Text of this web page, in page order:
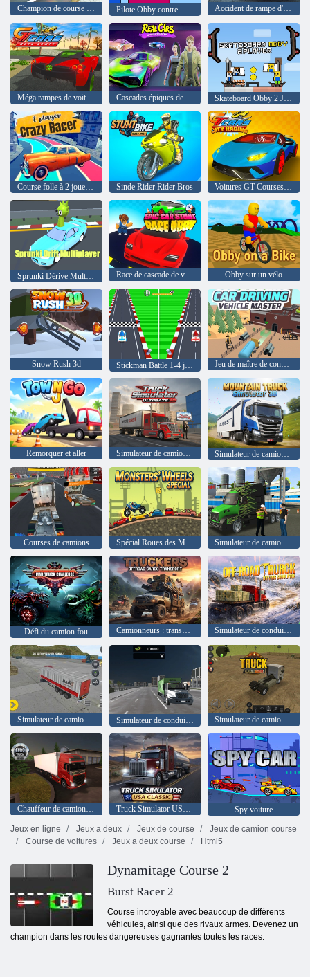
Champion de course de vélo de ville Accident de rampe d'hyper voitures
Méga rampes de voitures GT Cascades épiques de vraies voitures Skateboard Obby 2 Joueur
Course folle à 2 joueurs Sinde Rider Rider Bros Voitures GT Courses en ville
Race de cascade de voiture épique obby Obby sur un vélo
Snow Rush 3d Stickman Battle 1-4 joueurs Jeu de maître de conduite de véhicules
Remorquer et aller Simulateur de camion ultime 3D Simulateur de camion de montagne 3D
Courses de camions Spécial Roues des Monstres Simulateur de camion de transport de pétroliers tout-terrain
Défi du camion fou Camionneurs : transport de marchandises tout-terrain Simulateur de conduite de camion tout-terrain
Simulateur de camion 17 Simulateur de conduite de camion à ordures Simulateur de camion : Europe
Chauffeur de camion européen Truck Simulator USA : Classique
Spy voiture
Jeux en ligne
Jeux a deux Jeux de course
Jeux de camion course
Course de voitures
Jeux a deux course Html5
Dynamitage Course 2
Burst Racer 2
Course incroyable avec beaucoup de différents
véhicules, ainsi que des rivaux armes. Devenez un
champion dans les routes dangereuses gagnantes toutes les races.